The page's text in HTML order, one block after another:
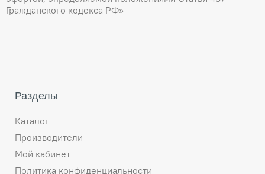
Гражданского кодекса РФ»
Разделы
Каталог
Производители
Мой кабинет
Политика конфиденциальности